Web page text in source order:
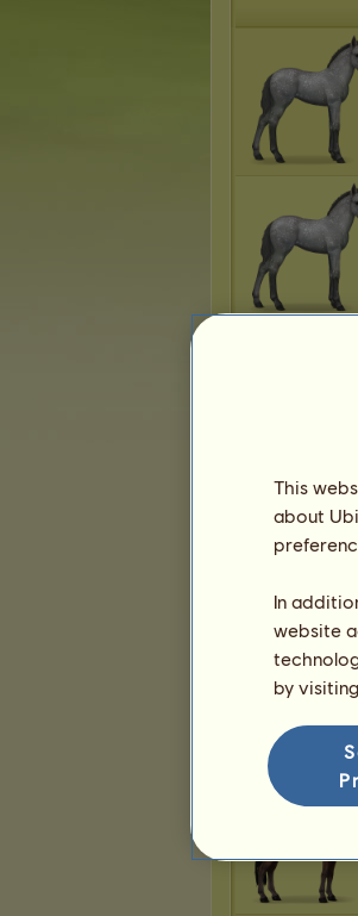
This
about
In
website
by